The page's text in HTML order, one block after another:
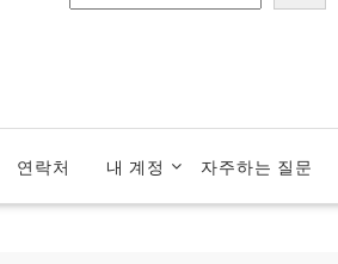
연락처 내 계정 자주하는 질문